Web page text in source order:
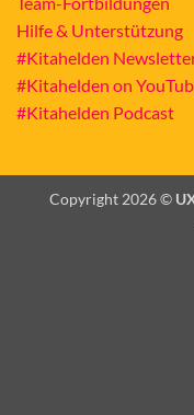
Hilfe & Unterstützung
#Kitahelden
#Kitahelden on
#Kitahelden Podcast
Copyright 2026 ©